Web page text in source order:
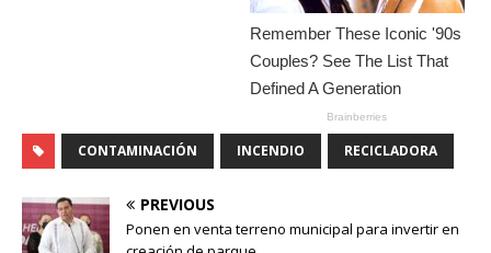
CONTAMINACIÓN INCENDIO RECICLADORA
PREVIOUS
Ponen en venta terreno municipal para invertir en